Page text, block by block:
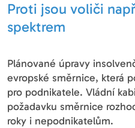
Proti jsou voliči
spektrem
Plánované úpravy
evropské směrnice, která
pro podnikatele. Vládní
požadavku směrnice
roky i nepodnikatelům.